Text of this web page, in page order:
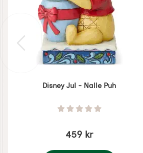
Disney Jul - Nalle Puh
Betyg: 0 Stjärnor av 5
459 kr